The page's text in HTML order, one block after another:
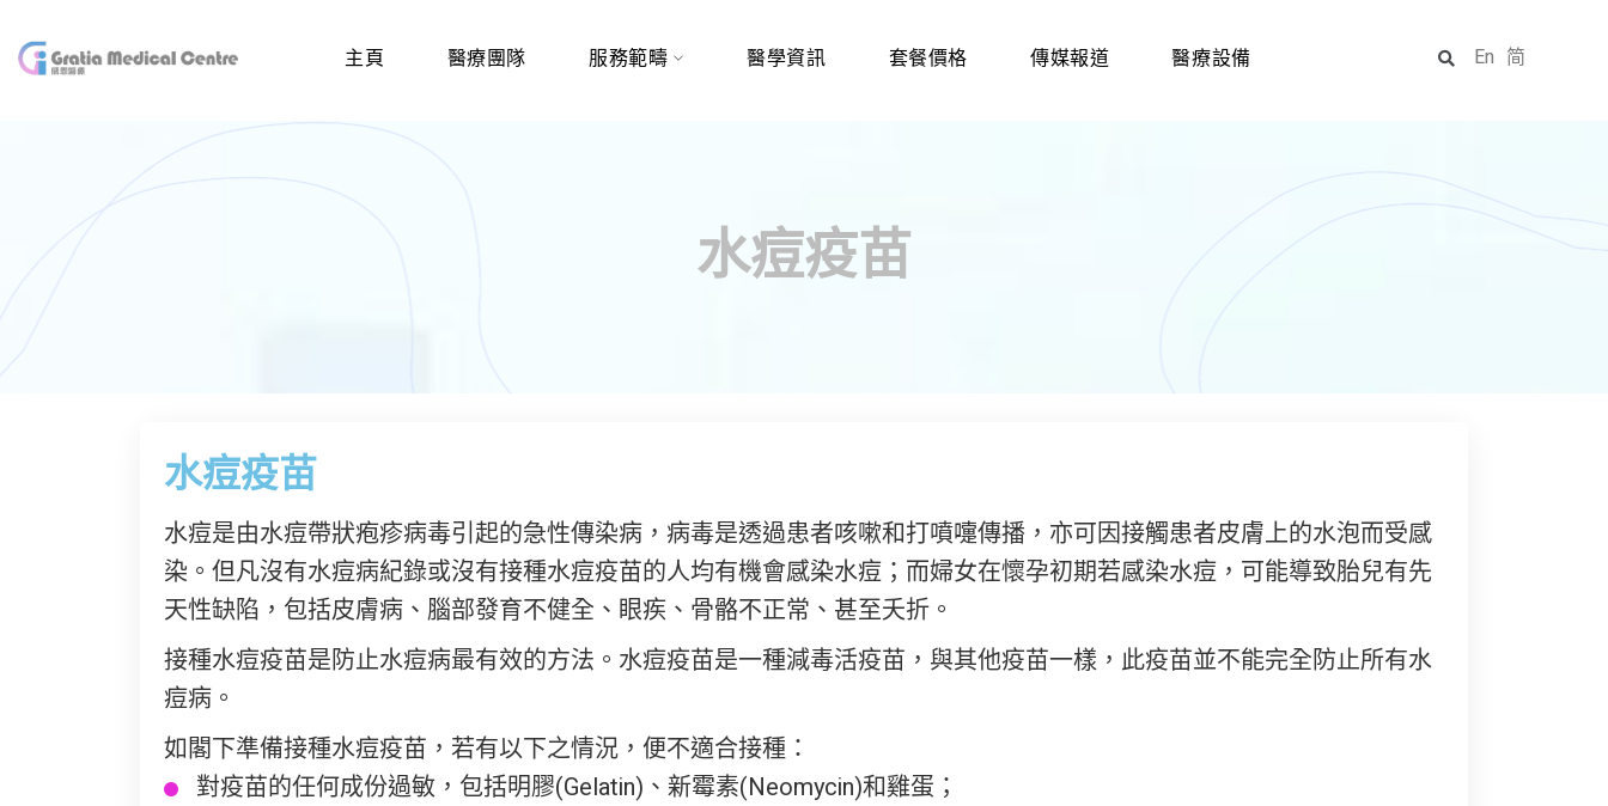
主頁 醫療團隊 服務範疇 醫學資訊 套餐價格 傳媒報道 醫療設備 En 简
水痘疫苗
水痘疫苗
水痘是由水痘帶狀疱疹病毒引起的急性傳染病，病毒是透過患者咳嗽和打噴嚏傳播，亦可因接觸患者皮膚上的水泡而受感
染。但凡沒有水痘病紀錄或沒有接種水痘疫苗的人均有機會感染水痘；而婦女在懷孕初期若感染水痘，可能導致胎兒有先
天性缺陷，包括皮膚病、腦部發育不健全、眼疾、骨骼不正常、甚至夭折。
接種水痘疫苗是防止水痘病最有效的方法。水痘疫苗是一種減毒活疫苗，與其他疫苗一樣，此疫苗並不能完全防止所有水
痘病。
如閣下準備接種水痘疫苗，若有以下之情況，便不適合接種：
對疫苗的任何成份過敏，包括明膠(Gelatin)、新霉素(Neomycin)和雞蛋；